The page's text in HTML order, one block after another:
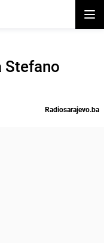
Stefano
Radiosarajevo.ba